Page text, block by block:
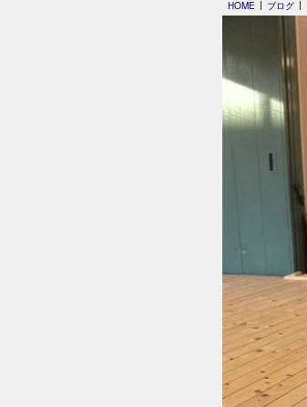
HOME ブログ